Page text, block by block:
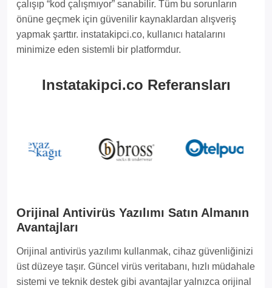
çalışıp “kod çalışmıyor” sanabilir. Tüm bu sorunların
önüne geçmek için güvenilir kaynaklardan alışveriş
yapmak şarttır. instatakipci.co, kullanıcı hatalarını
minimize eden sistemli bir platformdur.
Instatakipci.co Referansları
Orijinal Antivirüs Yazılımı Satın Almanın
Avantajları
Orijinal antivirüs yazılımı kullanmak, cihaz güvenliğinizi
üst düzeye taşır. Güncel virüs veritabanı, hızlı müdahale
sistemi ve teknik destek gibi avantajlar yalnızca orijinal